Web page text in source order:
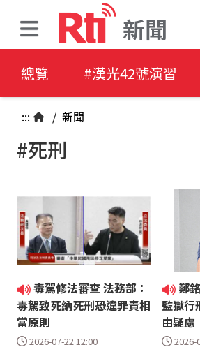
新聞
總覽 #漢光42號演習
::: / 新聞
#死刑
毒駕修法審查 法務部：
毒駕致死納死刑恐違罪責相
當原則
2026-07-22 12:00
鄭
監獄行
由疑慮
2026-